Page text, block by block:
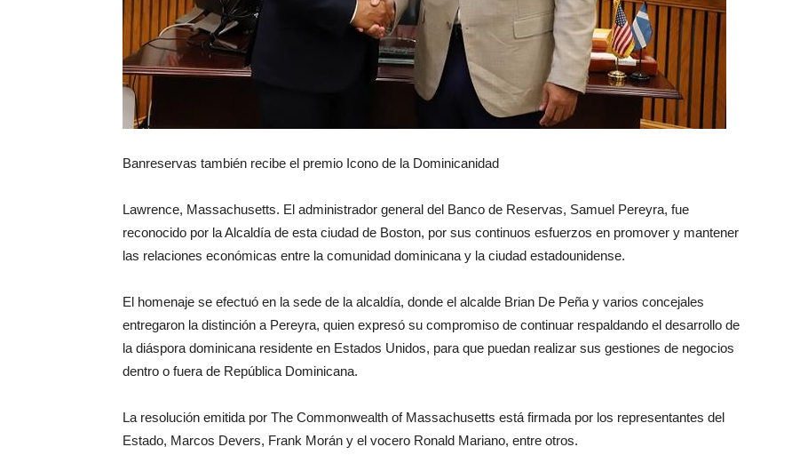
Banreservas también recibe el premio Icono de la Dominicanidad
Lawrence, Massachusetts. El administrador general del Banco de Reservas, Samuel Pereyra, fue
reconocido por la Alcaldía de esta ciudad de Boston, por sus continuos esfuerzos en promover y mantener
las relaciones económicas entre la comunidad dominicana y la ciudad estadounidense.
El homenaje se efectuó en la sede de la alcaldía, donde el alcalde Brian De Peña y varios concejales
entregaron la distinción a Pereyra, quien expresó su compromiso de continuar respaldando el desarrollo de
la diáspora dominicana residente en Estados Unidos, para que puedan realizar sus gestiones de negocios
dentro o fuera de República Dominicana.
La resolución emitida por The Commonwealth of Massachusetts está firmada por los representantes del
Estado, Marcos Devers, Frank Morán y el vocero Ronald Mariano, entre otros.